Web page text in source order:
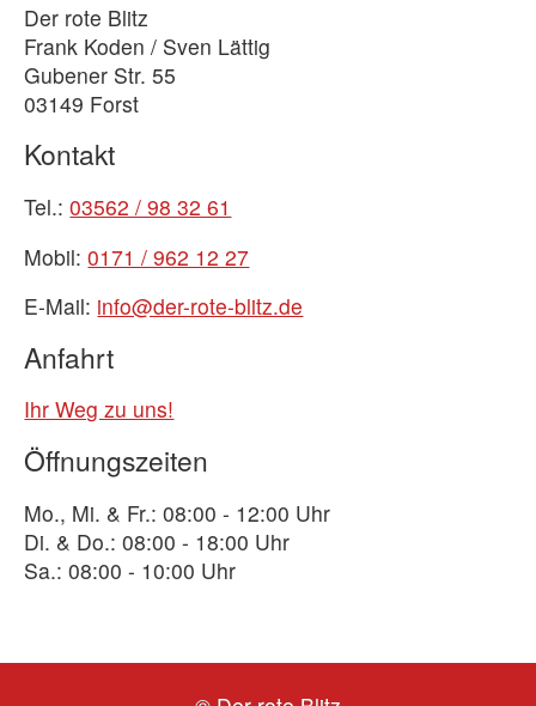
Der rote Blitz
Frank Koden / Sven Lättig
Gubener Str. 55
03149 Forst
Kontakt
Tel.:03562 / 98 32 61
Mobil:0171 / 962 12 27
E-Mail: info@der-rote-blitz.de
Anfahrt
Ihr Weg zu uns!
Öffnungszeiten
Mo., Mi. & Fr.: 08:00 - 12:00 Uhr
Di. & Do.: 08:00 - 18:00 Uhr
Sa.: 08:00 - 10:00 Uhr